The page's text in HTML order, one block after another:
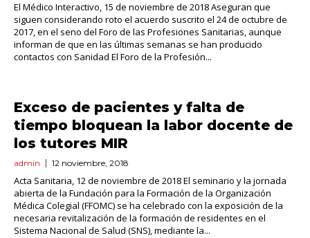
El Médico Interactivo, 15 de noviembre de 2018 Aseguran que
siguen considerando roto el acuerdo suscrito el 24 de octubre de
2017, en el seno del Foro de las Profesiones Sanitarias, aunque
informan de que en las últimas semanas se han producido
contactos con Sanidad El Foro de la Profesión...
Exceso de pacientes y falta de
tiempo bloquean la labor docente de
los tutores MIR
admin 12 noviembre, 2018
Acta Sanitaria, 12 de noviembre de 2018 El seminario y la jornada
abierta de la Fundación para la Formación de la Organización
Médica Colegial (FFOMC) se ha celebrado con la exposición de la
necesaria revitalización de la formación de residentes en el
Sistema Nacional de Salud (SNS), mediante la...